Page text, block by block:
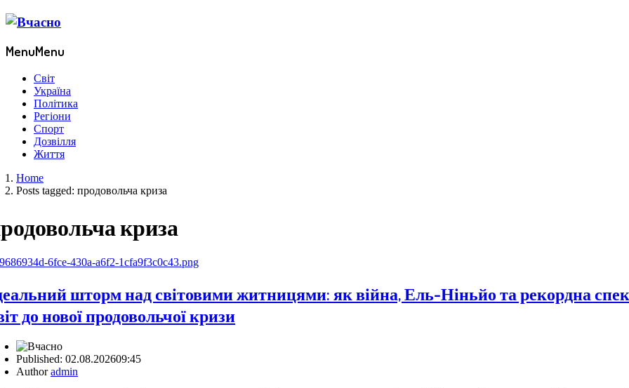
MenuMenu
Світ
Україна
Політика
Регіони
Спорт
Дозвілля
Життя
Home
Posts tagged: продовольча криза
криза
шторм над світовими житницями: як війна, Ель-Ніньйо та рекордна
до нової продовольчої кризи
Published: 02.08.202609:45
Authoradmin